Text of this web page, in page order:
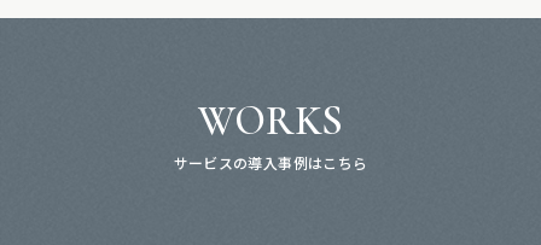
WORKS
サービスの導入事例はこちら